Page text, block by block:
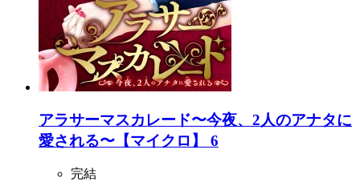
アラサーマスカレード〜今夜、2人のアナタに
愛される〜【マイクロ】 6
完結